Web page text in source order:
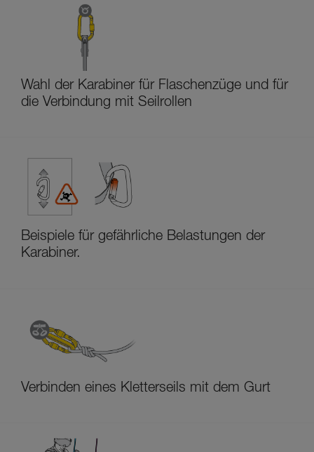
Wahl der Karabiner für Flaschenzüge und für
die Verbindung mit Seilrollen
Beispiele für gefährliche Belastungen der
Karabiner.
Verbinden eines Kletterseils mit dem Gurt